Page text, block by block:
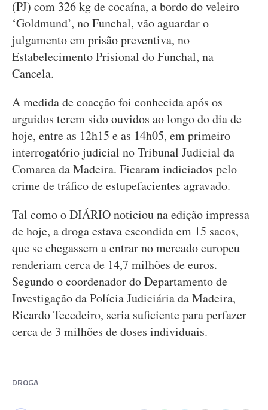
(PJ) com 326 kg de cocaína, a bordo do veleiro
‘Goldmund’, no Funchal, vão aguardar o
julgamento em prisão preventiva, no
Estabelecimento Prisional do Funchal, na
Cancela.
A medida de coacção foi conhecida após os
arguidos terem sido ouvidos ao longo do dia de
hoje, entre as 12h15 e as 14h05, em primeiro
interrogatório judicial no Tribunal Judicial da
Comarca da Madeira. Ficaram indiciados pelo
crime de tráfico de estupefacientes agravado.
Tal como o DIÁRIO noticiou na edição impressa
de hoje, a droga estava escondida em 15 sacos,
que se chegassem a entrar no mercado europeu
renderiam cerca de 14,7 milhões de euros.
Segundo o coordenador do Departamento de
Investigação da Polícia Judiciária da Madeira,
Ricardo Tecedeiro, seria suficiente para perfazer
cerca de 3 milhões de doses individuais.
DROGA